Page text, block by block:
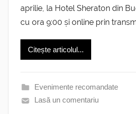
aprilie, la Hotel Sheraton din
cu ora 9:00 și online prin
Citește articolul...
Evenimente recomandate
Lasă un comentariu